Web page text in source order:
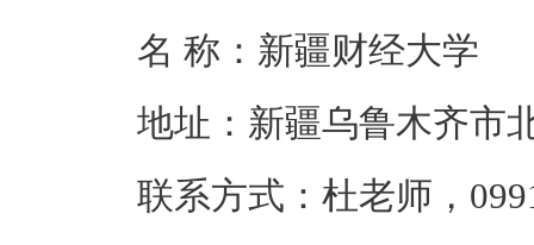
名 称：新疆财
地址：新疆乌
联系方式：杜老